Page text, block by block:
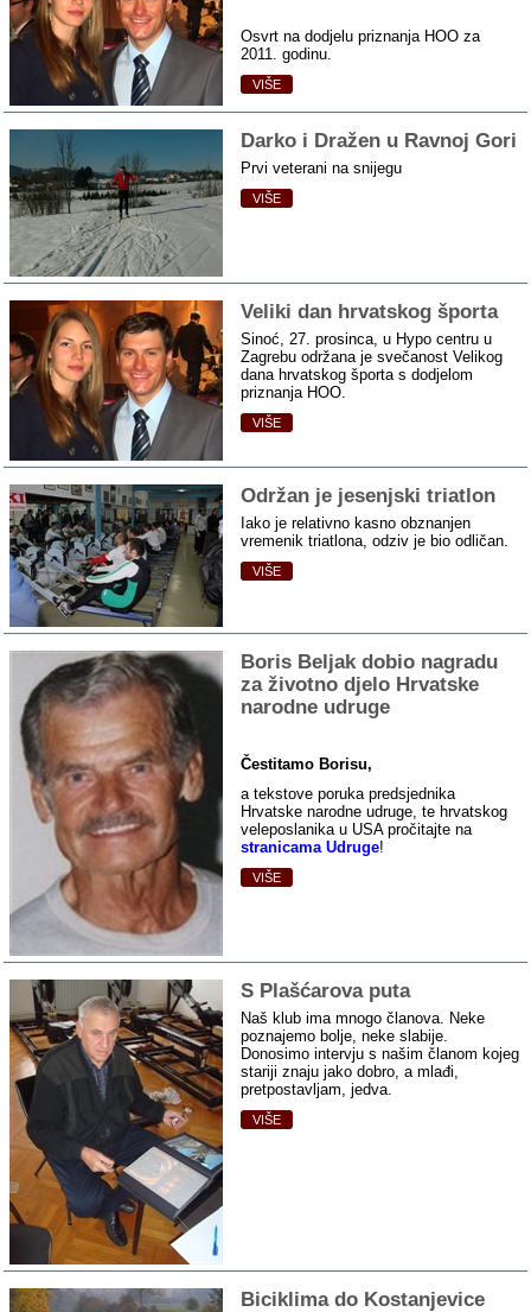
Osvrt na dodjelu priznanja HOO za
2011. godinu.
VIŠE
Darko i Dražen u Ravnoj Gori
Prvi veterani na snijegu
VIŠE
Veliki dan hrvatskog športa
Sinoć, 27. prosinca, u Hypo centru u
Zagrebu održana je svečanost Velikog
dana hrvatskog športa s dodjelom
priznanja HOO.
VIŠE
Održan je jesenjski triatlon
Iako je relativno kasno obznanjen
vremenik triatlona, odziv je bio odličan.
VIŠE
Boris Beljak dobio nagradu
za životno djelo Hrvatske
narodne udruge
Čestitamo Borisu,
a tekstove poruka predsjednika
Hrvatske narodne udruge, te hrvatskog
veleposlanika u USA pročitajte na
stranicama Udruge!
VIŠE
S Plašćarova puta
Naš klub ima mnogo članova. Neke
poznajemo bolje, neke slabije.
Donosimo intervju s našim članom kojeg
stariji znaju jako dobro, a mlađi,
pretpostavljam, jedva.
VIŠE
Biciklima do Kostanjevice